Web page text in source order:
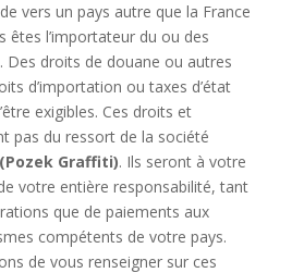
vers un pays autre que la France
êtes l’importateur du ou des
Des droits de douane ou autres
d’importation ou taxes d’état
exigibles. Ces droits et
pas du ressort de la société
Graffiti). Ils seront à votre
votre entière responsabilité, tant
que de paiements aux
compétents de votre pays.
de vous renseigner sur ces